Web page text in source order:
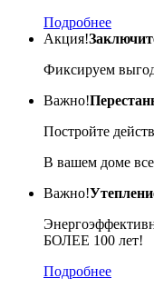
Подробнее
Акция!
Фиксируем
Важно!
Постройте
В вашем доме
Важно!
БОЛЕЕ 100 лет!
Подробнее